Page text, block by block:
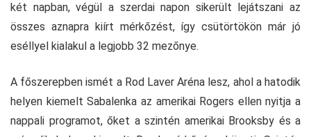
két napban, végül a szerdai napon sikerült lejátszani az
összes aznapra kiírt mérkőzést, így csütörtökön már jó
eséllyel kialakul a legjobb 32 mezőnye.
A főszerepben ismét a Rod Laver Aréna lesz, ahol a hatodik
helyen kiemelt Sabalenka az amerikai Rogers ellen nyitja a
nappali programot, őket a szintén amerikai Brooksby és a